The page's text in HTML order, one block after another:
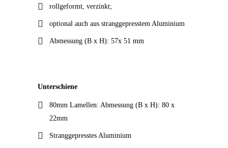
rollgeformt, verzinkt;
optional auch aus stranggepresstem Aluminium
Abmessung (B x H): 57x 51 mm
Unterschiene
80mm Lamellen: Abmessung (B x H): 80 x
22mm
Stranggepresstes Aluminium